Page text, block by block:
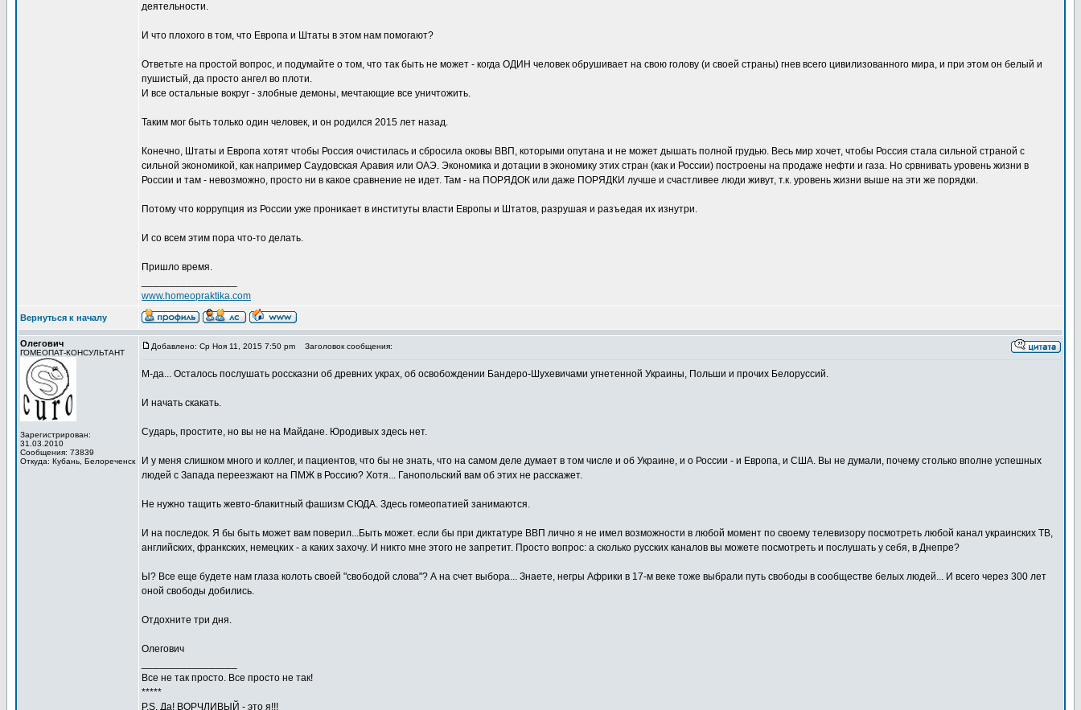
деятельности.
И что плохого в том, что Европа и Штаты в этом нам помогают?
Ответьте на простой вопрос, и подумайте о том, что так быть не может - когда ОДИН человек обрушивает на свою голову (и своей страны) гнев всего цивилизованного мира, и при этом он белый и
пушистый, да просто ангел во плоти.
И все остальные вокруг - злобные демоны, мечтающие все уничтожить.
Таким мог быть только один человек, и он родился 2015 лет назад.
Конечно, Штаты и Европа хотят чтобы Россия очистилась и сбросила оковы ВВП, которыми опутана и не может дышать полной грудью. Весь мир хочет, чтобы Россия стала сильной страной с
сильной экономикой, как например Саудовская Аравия или ОАЭ. Экономика и дотации в экономику этих стран (как и России) построены на продаже нефти и газа. Но срвнивать уровень жизни в
России и там - невозможно, просто ни в какое сравнение не идет. Там - на ПОРЯДОК или даже ПОРЯДКИ лучше и счастливее люди живут, т.к. уровень жизни выше на эти же порядки.
Потому что коррупция из России уже проникает в институты власти Европы и Штатов, разрушая и разъедая их изнутри.
И со всем этим пора что-то делать.
Пришло время.
www.homeopraktika.com
Вернуться к началу
Олегович
ГОМЕОПАТ-КОНСУЛЬТАНТ
Зарегистрирован:
31.03.2010
Сообщения: 73839
Откуда: Кубань, Белореченск
Добавлено: Ср Ноя 11, 2015 7:50 pm Заголовок сообщения:
М-да... Осталось послушать россказни об древних украх, об освобождении Бандеро-Шухевичами угнетенной Украины, Польши и прочих Белоруссий.
И начать скакать.
Сударь, простите, но вы не на Майдане. Юродивых здесь нет.
И у меня слишком много и коллег, и пациентов, что бы не знать, что на самом деле думает в том числе и об Украине, и о России - и Европа, и США. Вы не думали, почему столько вполне успешных
людей с Запада переезжают на ПМЖ в Россию? Хотя... Ганопольский вам об этих не расскажет.
Не нужно тащить жевто-блакитный фашизм СЮДА. Здесь гомеопатией занимаются.
И на последок. Я бы быть может вам поверил...Быть может. если бы при диктатуре ВВП лично я не имел возможности в любой момент по своему телевизору посмотреть любой канал украинских ТВ,
английских, франкских, немецких - а каких захочу. И никто мне этого не запретит. Просто вопрос: а сколько русских каналов вы можете посмотреть и послушать у себя, в Днепре?
Ы? Все еще будете нам глаза колоть своей "свободой слова"? А на счет выбора... Знаете, негры Африки в 17-м веке тоже выбрали путь свободы в сообществе белых людей... И всего через 300 лет
оной свободы добились.
Отдохните три дня.
Олегович
Все не так просто. Все просто не так!
*****
P.S. Да! ВОРЧЛИВЫЙ - это я!!!